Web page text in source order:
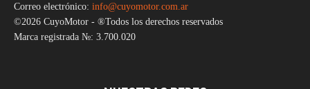
Correo electrónico: info@cuyomotor.com.ar
©2026 CuyoMotor - ®Todos los derechos reservados
Marca registrada №: 3.700.020